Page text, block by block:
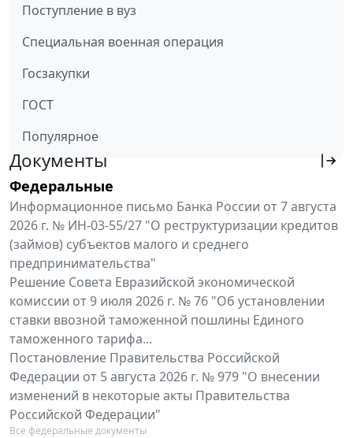
Поступление в вуз
Специальная военная операция
Госзакупки
ГОСТ
Популярное
Документы
Федеральные
Информационное письмо Банка России от 7 августа
2026 г. № ИН-03-55/27 "О реструктуризации кредитов
(займов) субъектов малого и среднего
предпринимательства"
Решение Совета Евразийской экономической
комиссии от 9 июля 2026 г. № 76 "Об установлении
ставки ввозной таможенной пошлины Единого
таможенного тарифа...
Постановление Правительства Российской
Федерации от 5 августа 2026 г. № 979 "О внесении
изменений в некоторые акты Правительства
Российской Федерации"
Все федеральные документы